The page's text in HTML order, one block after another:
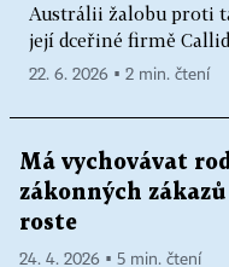
Austrálii žalobu proti
její dceřiné firmě
22. 6. 2026 ▪ 2 min. čtení
Má vychovávat
zákonných
roste
24. 4. 2026 ▪ 5 min. čtení